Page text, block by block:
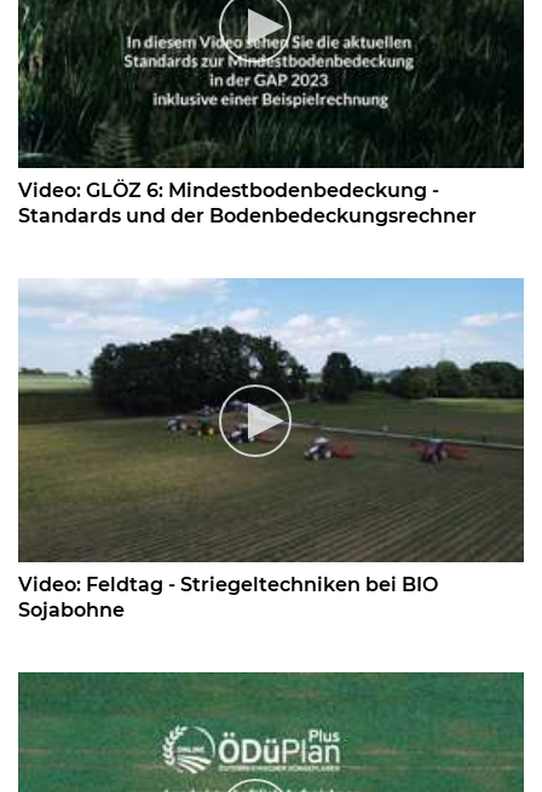
Video: GLÖZ 6: Mindestbodenbedeckung -
Standards und der Bodenbedeckungsrechner
Video: Feldtag - Striegeltechniken bei BIO
Sojabohne